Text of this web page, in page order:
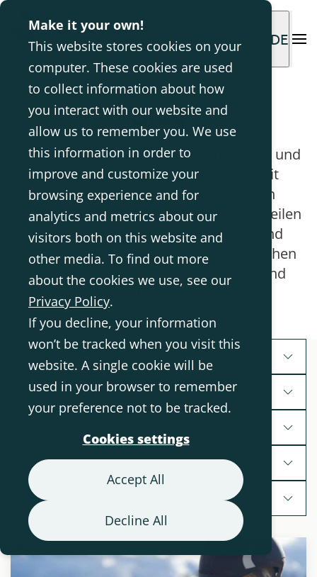
Make it your own!
This website stores cookies on your
computer. These cookies are used
to collect information about how
you interact with our website and
allow us to remember you. We use
this information in order to
improve and customize your
browsing experience and for
analytics and metrics about our
visitors both on this website and
other media. To find out more
about the cookies we use, see our
Privacy Policy.
If you decline, your information
won’t be tracked when you visit this
website. A single cookie will be
used in your browser to remember
your preference not to be tracked.
Cookies settings
Accept All
Decline All
DE
Blog
Unser Ziel ist es, Sie durch Fallbeispiele und
Erfahrungen anderer Betroffener mit
unseren Lösungen zu inspirieren. In
Verbindung mit diesen Informationen teilen
wir auch evidenzbasiertes Wissen und
klinische Expertise in Bezug auf Menschen
mit körperlichen Einschränkungen und
Segmente
Segmente für Assistive Technologien
Diagnosen und Zustände
Andere Themen